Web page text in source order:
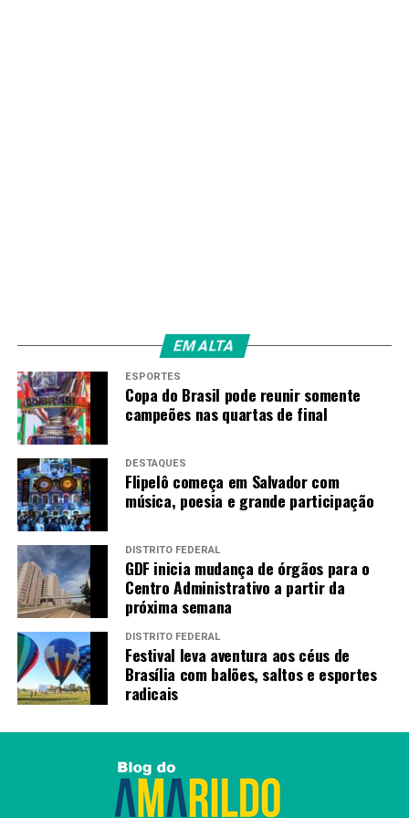
DF aposta em integração e monitoramento para frear
descarte ilegal de lixo
Redação
EM ALTA
ESPORTES
Copa do Brasil pode reunir somente
campeões nas quartas de final
DESTAQUES
Flipelô começa em Salvador com
música, poesia e grande participação
DISTRITO FEDERAL
GDF inicia mudança de órgãos para o
Centro Administrativo a partir da
próxima semana
DISTRITO FEDERAL
Festival leva aventura aos céus de
Brasília com balões, saltos e esportes
radicais